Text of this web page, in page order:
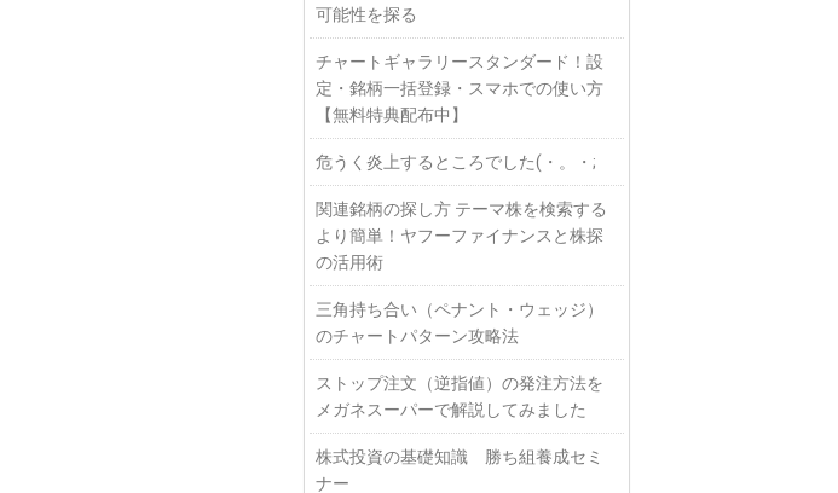
可能性を探る
チャートギャラリースタンダード！設
定・銘柄一括登録・スマホでの使い方
【無料特典配布中】
危うく炎上するところでした(・。・;
関連銘柄の探し方 テーマ株を検索する
より簡単！ヤフーファイナンスと株探
の活用術
三角持ち合い（ペナント・ウェッジ）
のチャートパターン攻略法
ストップ注文（逆指値）の発注方法を
メガネスーパーで解説してみました
株式投資の基礎知識 勝ち組養成セミ
ナー